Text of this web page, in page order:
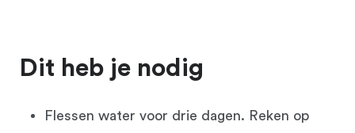
Dit heb je nodig
Flessen water voor drie dagen. Reken op